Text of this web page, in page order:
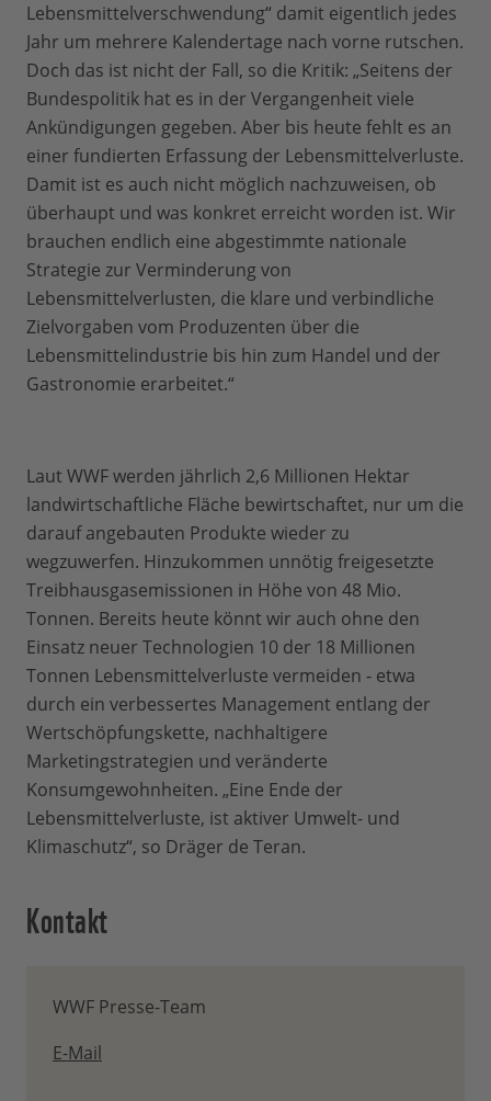
Lebensmittelverschwendung“ damit eigentlich jedes
Jahr um mehrere Kalendertage nach vorne rutschen.
Doch das ist nicht der Fall, so die Kritik: „Seitens der
Bundespolitik hat es in der Vergangenheit viele
Ankündigungen gegeben. Aber bis heute fehlt es an
einer fundierten Erfassung der Lebensmittelverluste.
Damit ist es auch nicht möglich nachzuweisen, ob
überhaupt und was konkret erreicht worden ist. Wir
brauchen endlich eine abgestimmte nationale
Strategie zur Verminderung von
Lebensmittelverlusten, die klare und verbindliche
Zielvorgaben vom Produzenten über die
Lebensmittelindustrie bis hin zum Handel und der
Gastronomie erarbeitet.“
Laut WWF werden jährlich 2,6 Millionen Hektar
landwirtschaftliche Fläche bewirtschaftet, nur um die
darauf angebauten Produkte wieder zu
wegzuwerfen. Hinzukommen unnötig freigesetzte
Treibhausgasemissionen in Höhe von 48 Mio.
Tonnen. Bereits heute könnt wir auch ohne den
Einsatz neuer Technologien 10 der 18 Millionen
Tonnen Lebensmittelverluste vermeiden - etwa
durch ein verbessertes Management entlang der
Wertschöpfungskette, nachhaltigere
Marketingstrategien und veränderte
Konsumgewohnheiten. „Eine Ende der
Lebensmittelverluste, ist aktiver Umwelt- und
Klimaschutz“, so Dräger de Teran.
Kontakt
WWF Presse-Team
E-Mail